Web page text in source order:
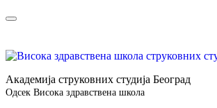
Академија струковних студија Београд
Одсек Висока здравствена школа